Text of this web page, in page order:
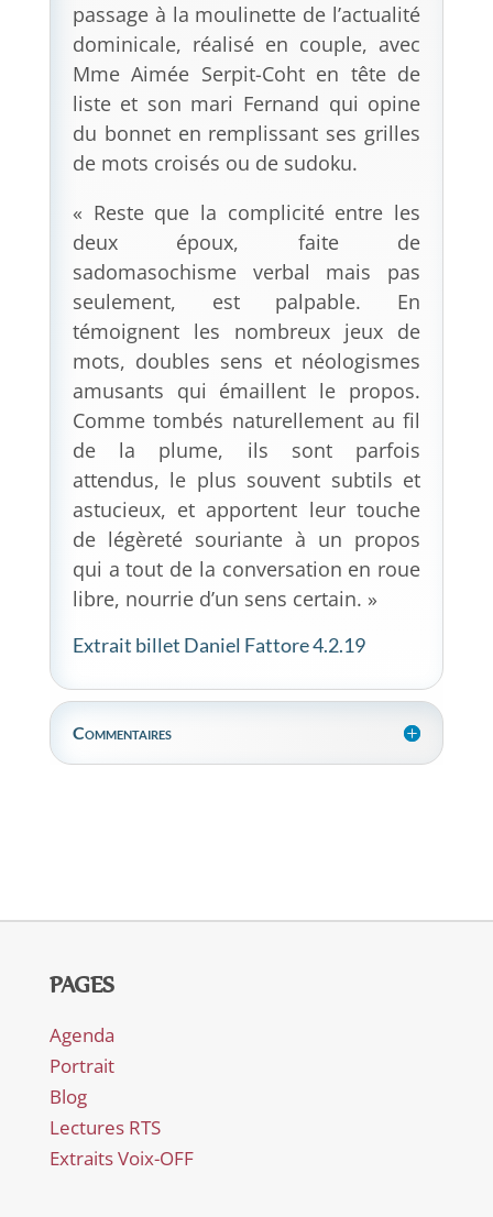
passage à la moulinette de l’actualité
dominicale, réalisé en couple, avec
Mme Aimée Serpit-Coht en tête de
liste et son mari Fernand qui opine
du bonnet en remplissant ses grilles
de mots croisés ou de sudoku.
« Reste que la complicité entre les
deux époux, faite de
sadomasochisme verbal mais pas
seulement, est palpable. En
témoignent les nombreux jeux de
mots, doubles sens et néologismes
amusants qui émaillent le propos.
Comme tombés naturellement au fil
de la plume, ils sont parfois
attendus, le plus souvent subtils et
astucieux, et apportent leur touche
de légèreté souriante à un propos
qui a tout de la conversation en roue
libre, nourrie d’un sens certain. »
Extrait billet Daniel Fattore 4.2.19
Commentaires
PAGES
Agenda
Portrait
Blog
Lectures RTS
Extraits Voix-OFF